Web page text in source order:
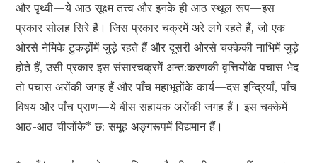
और पृथ्वी—ये आठ सूक्ष्म तत्त्व और इनके ही आठ स्थूल रूप—इस
प्रकार सोलह सिरे हैं। जिस प्रकार चक्रमें अरे लगे रहते हैं, जो एक
ओरसे नेमिके टुकड़ोंमें जुड़े रहते हैं और दूसरी ओरसे चक्‍केकी नाभिमें जुड़े
होते हैं, उसी प्रकार इस संसारचक्रमें अन्त:करणकी वृत्तियोंके पचास भेद
तो पचास अरोंकी जगह हैं और पाँच महाभूतोंके कार्य—दस इन्द्रियाँ, पाँच
विषय और पाँच प्राण—ये बीस सहायक अरोंकी जगह हैं। इस चक्‍केमें
आठ-आठ चीजोंके* छ: समूह अङ्गरूपमें विद्यमान हैं।